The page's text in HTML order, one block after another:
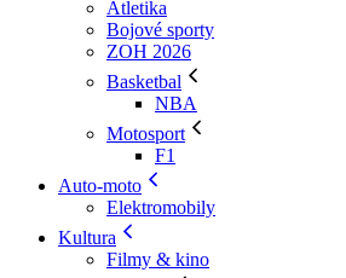
Atletika
Bojové sporty
ZOH 2026
Basketbal
NBA
Motosport
F1
Auto-moto
Elektromobily
Kultura
Filmy & kino